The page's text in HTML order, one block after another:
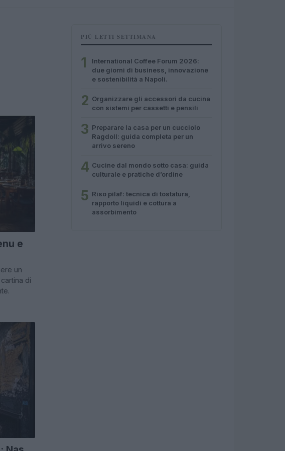
e
un
di
PIÙ LETTI SETTIMANA
1
International Coffee Forum 2026:
due giorni di business, innovazione
e sostenibilità a Napoli.
2 Organizzare gli accessori da cucina
con sistemi per cassetti e pensili
3 Preparare la casa per un cucciolo
Ragdoll: guida completa per un
arrivo sereno
4 Cucine dal mondo sotto casa: guida
culturale e pratiche d’ordine
5 Riso pilaf: tecnica di tostatura,
rapporto liquidi e cottura a
assorbimento